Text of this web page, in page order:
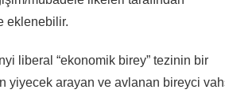
eklenebilir.
liberal “ekonomik birey” tezinin bir
yiyecek arayan ve avlanan bireyci